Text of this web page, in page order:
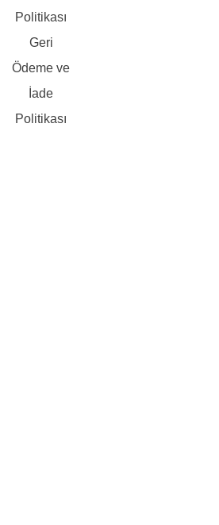
Politikası
Geri
Ödeme ve
İade
Politikası